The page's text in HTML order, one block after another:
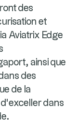
des
et
Aviatrix Edge
ainsi que
des
de la
dans